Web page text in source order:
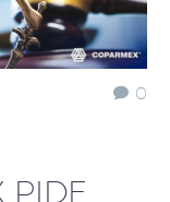
0
PIDE